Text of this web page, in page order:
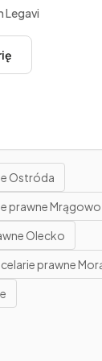
Legavi
Ostróda
prawne Mrągowo
Olecko
prawne